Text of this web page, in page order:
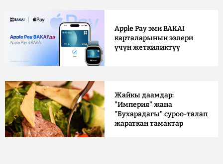
Apple Pay эми BAKAI
карталарынын ээлери
үчүн жеткиликтүү
Жайкы даамдар:
"Империя" жана
"Бухарадагы" суроо-талап
жараткан тамактар